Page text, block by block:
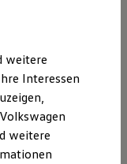
weitere
Interessen
weitere